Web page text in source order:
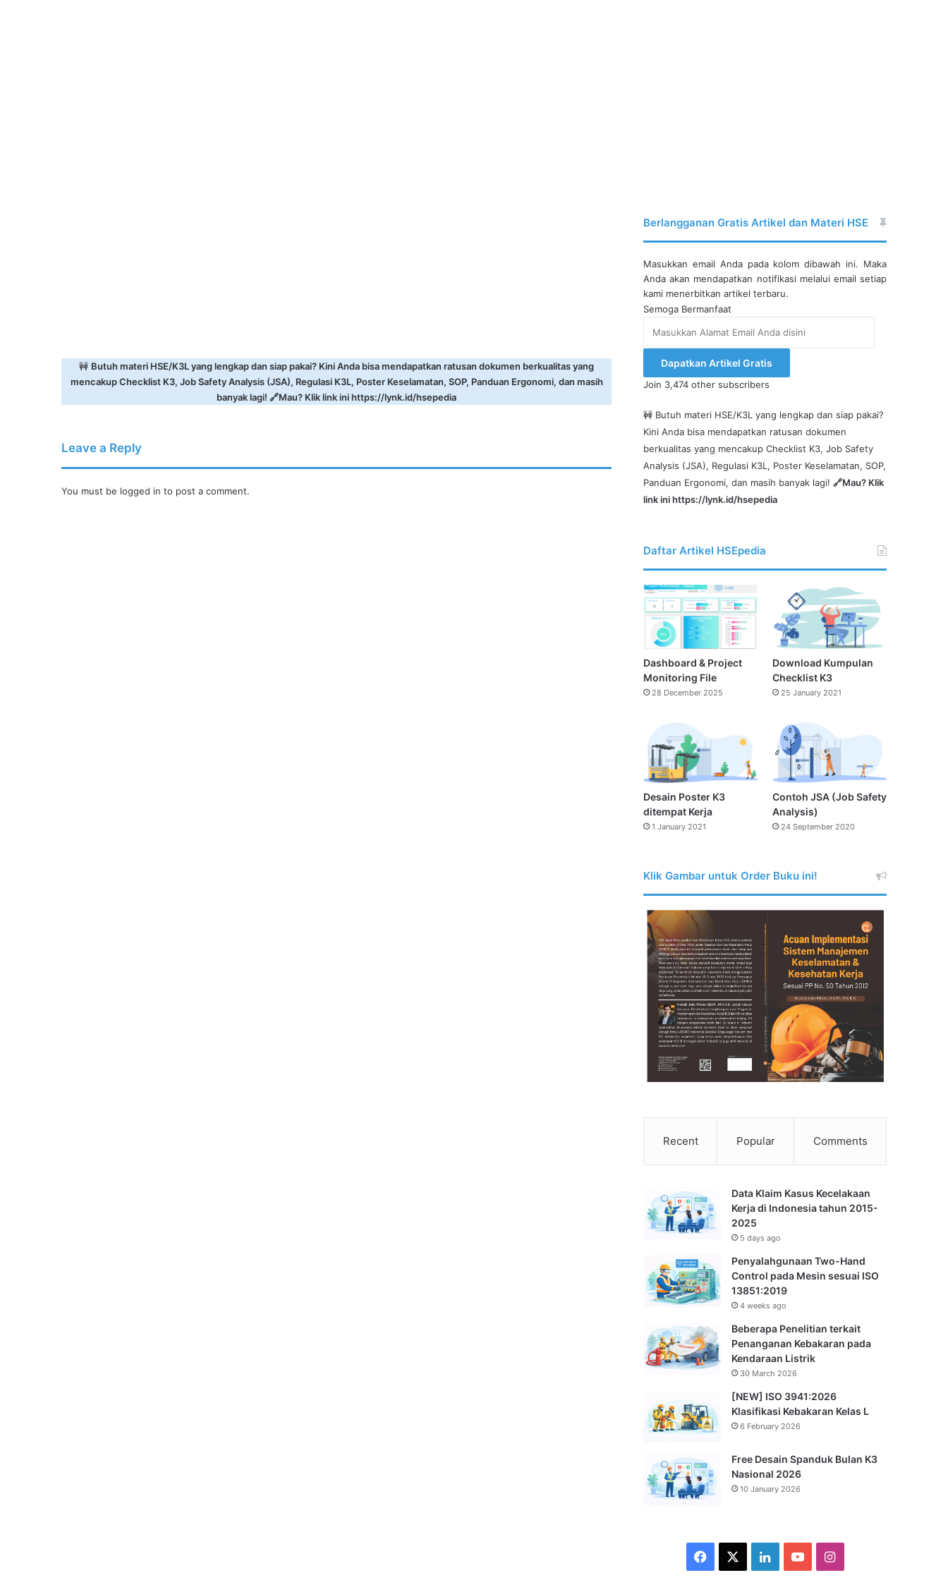
🚧 Butuh materi HSE/K3L yang lengkap dan siap pakai? Kini Anda bisa mendapatkan ratusan dokumen berkualitas yang
mencakup Checklist K3, Job Safety Analysis (JSA), Regulasi K3L, Poster Keselamatan, SOP, Panduan Ergonomi, dan masih
banyak lagi! 🔗Mau? Klik link inihttps://lynk.id/hsepedia
Leave a Reply
You must be logged in to post a comment.
Berlangganan Gratis Artikel dan Materi HSE
Masukkan email Anda pada kolom dibawah ini. Maka
Anda akan mendapatkan notifikasi melalui email setiap
kami menerbitkan artikel terbaru.
Semoga Bermanfaat
Alamat
Anda
disini
Dapatkan Artikel Gratis
Join 3,474 other subscribers
🚧 Butuh materi HSE/K3L yang lengkap dan siap pakai?
Kini Anda bisa mendapatkan ratusan dokumen
berkualitas yang mencakup Checklist K3, Job Safety
Analysis (JSA), Regulasi K3L, Poster Keselamatan, SOP,
Panduan Ergonomi, dan masih banyak lagi!🔗Mau? Klik
link inihttps://lynk.id/hsepedia
Daftar Artikel HSEpedia
Dashboard & Project
Monitoring File
28 December 2025
Download Kumpulan
Checklist K3
25 January 2021
Desain Poster K3
ditempat Kerja
1 January 2021
Contoh JSA (Job Safety
Analysis)
24 September 2020
Klik Gambar untuk Order Buku ini!
Recent Popular Comments
Data Klaim Kasus Kecelakaan
Kerja di Indonesia tahun 2015-
2025
5 days ago
Penyalahgunaan Two-Hand
Control pada Mesin sesuai ISO
13851:2019
4 weeks ago
Beberapa Penelitian terkait
Penanganan Kebakaran pada
Kendaraan Listrik
30 March 2026
[NEW] ISO 3941:2026
Klasifikasi Kebakaran Kelas L
6 February 2026
Free Desain Spanduk Bulan K3
Nasional 2026
10 January 2026
Facebook LinkedInYouTubeInstagram